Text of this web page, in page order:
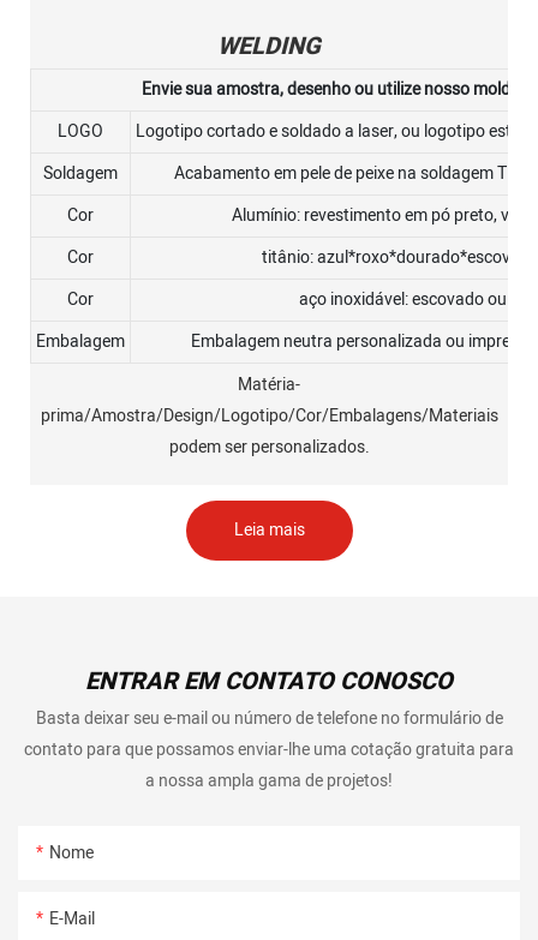
WELDING
Envie sua amostra, desenho ou utilize nosso molde
LOGO
Logotipo cortado e soldado a laser, ou logotipo
Soldagem
Acabamento em pele de peixe na soldagem TIG
Cor
Alumínio: revestimento em pó preto,
Cor
titânio:
Cor
aço inoxidável: escovado ou
Embalagem
Embalagem neutra personalizada ou
Matéria-
prima/Amostra/Design/Logotipo/Cor/Embalagens/Materiais
podem ser personalizados.
Leia mais
ENTRAR EM CONTATO CONOSCO
Basta deixar seu e-mail ou número de telefone no formulário de
contato para que possamos enviar-lhe uma cotação gratuita para
a nossa ampla gama de projetos!
Nome
E-Mail